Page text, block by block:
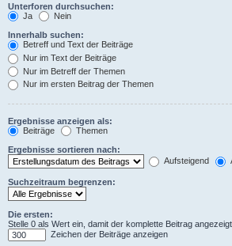
Unterforen durchsuchen:
Ja
Nein
Innerhalb suchen:
Betreff und Text der Beiträge
Nur im Text der Beiträge
Nur im Betreff der Themen
Nur im ersten Beitrag der Themen
Ergebnisse anzeigen als:
Beiträge
Themen
Ergebnisse sortieren nach:
Aufsteigend
Suchzeitraum begrenzen:
Die ersten:
Stelle 0 als Wert ein, damit der komplette Beitrag angezeigt
Zeichen der Beiträge anzeigen